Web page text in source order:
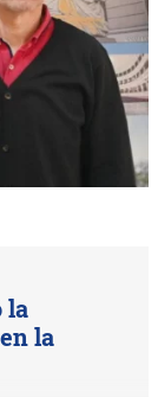
la
la